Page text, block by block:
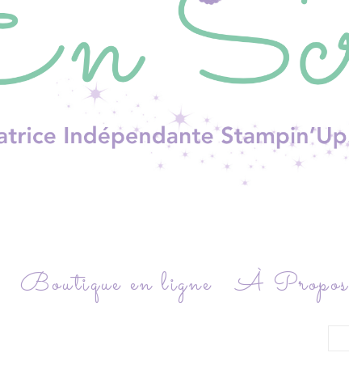
Boutique en ligne
À Propos